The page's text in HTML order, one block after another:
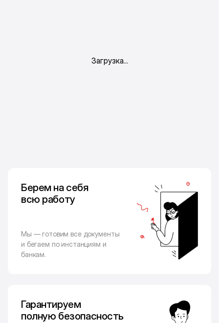
Берем на себя
всю работу
Мы — готовим все документы
и бегаем по инстанциям и
банкам.
Гарантируем
полную безопасность